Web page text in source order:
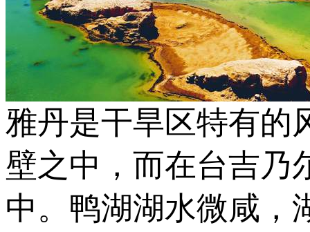
雅丹是干旱区特有的
壁之中，而在台吉乃
中。鸭湖湖水微咸，